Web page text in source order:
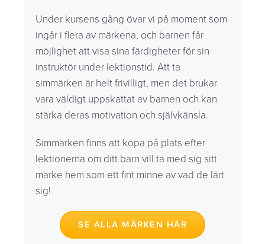
Under kursens gång övar vi på moment som
ingår i flera av märkena, och barnen får
möjlighet att visa sina färdigheter för sin
instruktör under lektionstid. Att ta
simmärken är helt frivilligt, men det brukar
vara väldigt uppskattat av barnen och kan
stärka deras motivation och självkänsla.
Simmärken finns att köpa på plats efter
lektionerna om ditt barn vill ta med sig sitt
märke hem som ett fint minne av vad de lärt
sig!
SE ALLA MÄRKEN HÄR